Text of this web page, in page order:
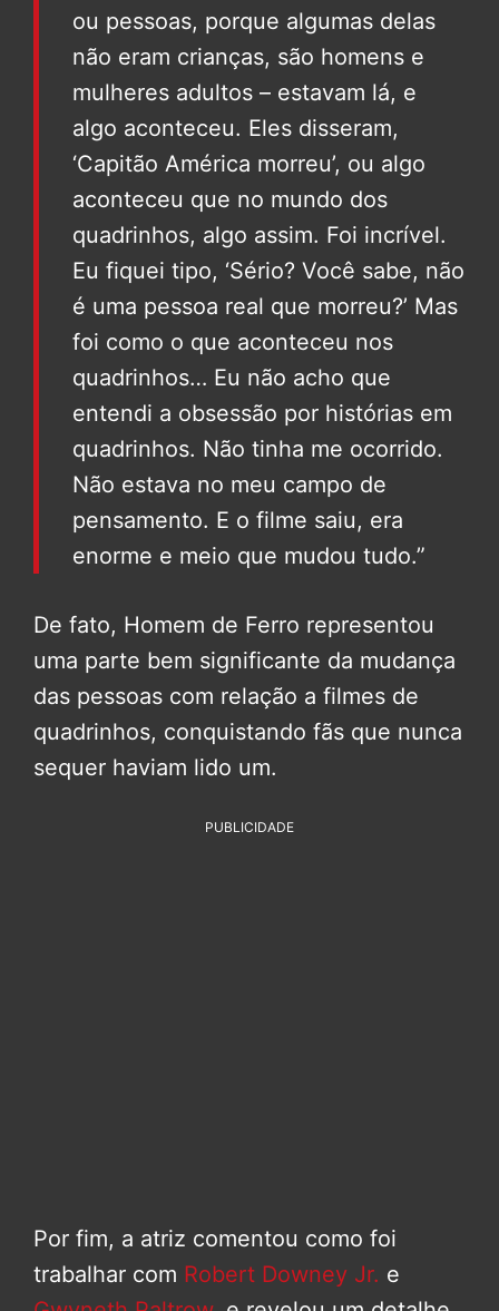
ou pessoas, porque algumas delas
não eram crianças, são homens e
mulheres adultos – estavam lá, e
algo aconteceu. Eles disseram,
‘Capitão América morreu’, ou algo
aconteceu que no mundo dos
quadrinhos, algo assim. Foi incrível.
Eu fiquei tipo, ‘Sério? Você sabe, não
é uma pessoa real que morreu?’ Mas
foi como o que aconteceu nos
quadrinhos… Eu não acho que
entendi a obsessão por histórias em
quadrinhos. Não tinha me ocorrido.
Não estava no meu campo de
pensamento. E o filme saiu, era
enorme e meio que mudou tudo.”
De fato, Homem de Ferro representou
uma parte bem significante da mudança
das pessoas com relação a filmes de
quadrinhos, conquistando fãs que nunca
sequer haviam lido um.
PUBLICIDADE
Por fim, a atriz comentou como foi
trabalhar com Robert Downey Jr. e